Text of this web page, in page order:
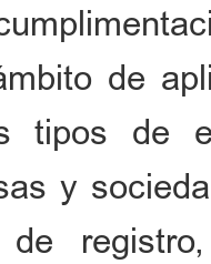
de
tipos de
y